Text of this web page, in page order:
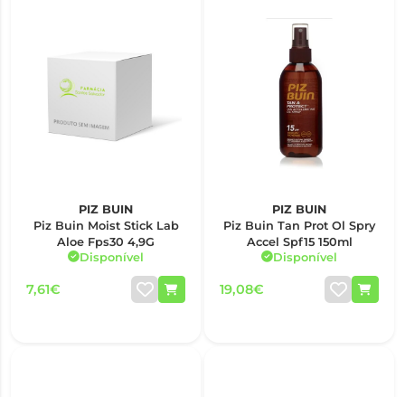
PIZ BUIN
Piz Buin Moist Stick Lab
Aloe Fps30 4,9G
Disponível
7,61€
PIZ BUIN
Piz Buin Tan Prot Ol Spry
Accel Spf15 150ml
Disponível
19,08€